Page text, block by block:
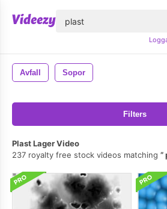
Avfall Sopor
Filters
Plast Lager Video
237 royalty free stock videos matching